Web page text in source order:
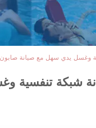
وغسل يدي سهل مع صيانة
شبكة